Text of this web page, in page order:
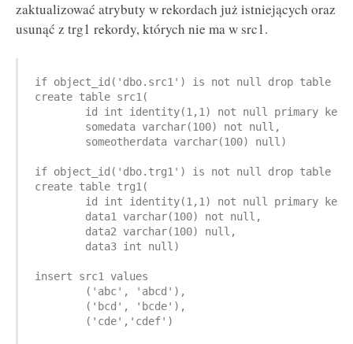
zaktualizować atrybuty w rekordach już istniejących oraz
usunąć z trg1 rekordy, których nie ma w src1.
if object_id('dbo.src1') is not null drop table
create table src1(
if object_id('dbo.trg1') is not null drop table
create table trg1(
insert src1 values